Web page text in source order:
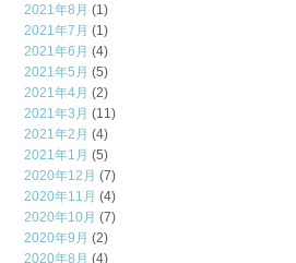
2021年8月 (1)
2021年7月 (1)
2021年6月 (4)
2021年5月 (5)
2021年4月 (2)
2021年3月 (11)
2021年2月 (4)
2021年1月 (5)
2020年12月 (7)
2020年11月 (4)
2020年10月 (7)
2020年9月 (2)
2020年8月 (4)